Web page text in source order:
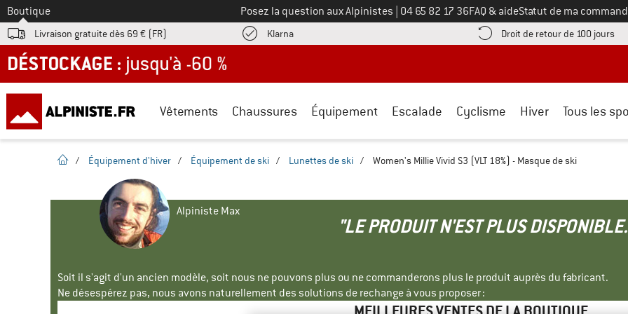
Vers le
Boutique Posez la question aux Alpinistes Appelez-nous au
04 65 82 17 36FAQ & aideStatut de ma
Livraison gratuite dès 69 € (FR) KlarnaTrouve les informations de paiement ici ! Ouvre une boîte d'information
Droit de retour de 100 jours
DÉSTOCKAGE : jusqu'à -60 %
Vêtements Chaussures Équipement Escalade Cyclisme Hiver Tous les
Page d'accueil
/ Équipement d'hiver / Équipement de ski / Lunettes de ski / Women's Millie Vivid S3 (VLT 18%) - Masque de ski
Alpiniste Max
"LE PRODUIT N'EST PLUS
Soit il s'agit d'un ancien modèle, soit nous ne pouvons plus ou ne commanderons plus le produit auprès du fabricant.
Ne désespérez pas, nous avons naturellement des solutions de rechange à vous proposer :